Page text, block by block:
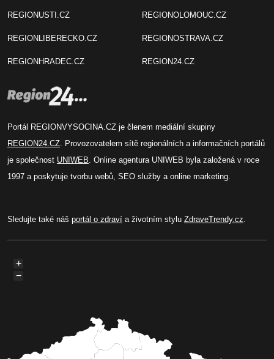
REGIONUSTI.CZ
REGIONLIBERECKO.CZ
REGIONHRADEC.CZ
REGIONOLOMOUC.CZ
REGIONOSTRAVA.CZ
REGION24.CZ
Portál REGIONVYSOCINA.CZ je členem mediální skupiny
REGION24.CZ . Provozovatelem sítě regionálních a informačních portálů
je společnost UNIWEB . Online agentura UNIWEB byla založená v roce
1997 a poskytuje tvorbu webů, SEO služby a online marketing.
Sledujte také náš portál o zdraví a životním stylu ZdraveTrendy.cz
+
−